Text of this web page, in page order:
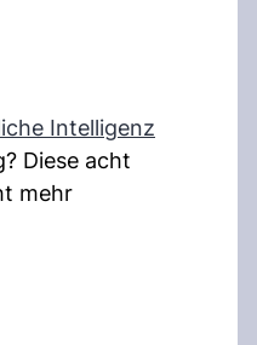
Intelligenz
Diese acht
mehr